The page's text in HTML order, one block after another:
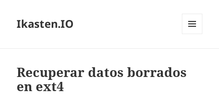
Ikasten.IO
Recuperar datos borrados
en ext4